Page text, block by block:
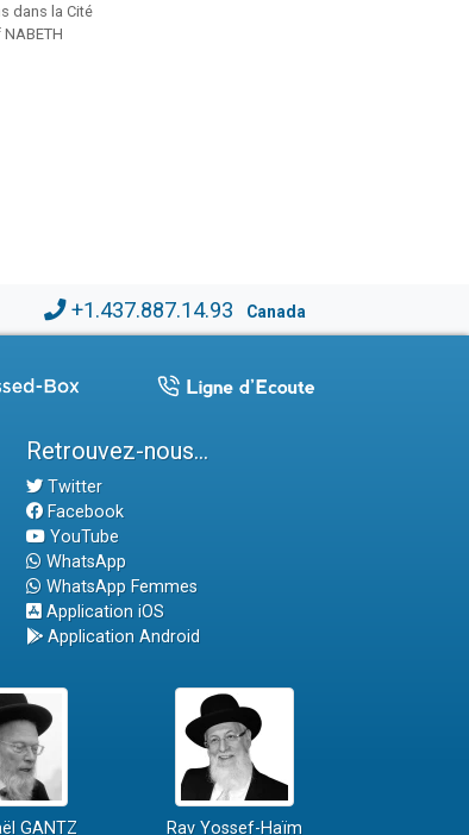
dans la Cité
+1.437.887.14.93 Canada
Retrouvez-nous...
Twitter
Facebook
YouTube
WhatsApp
WhatsApp Femmes
Application iOS
Application Android
GANTZ Rav Yossef-Haïm